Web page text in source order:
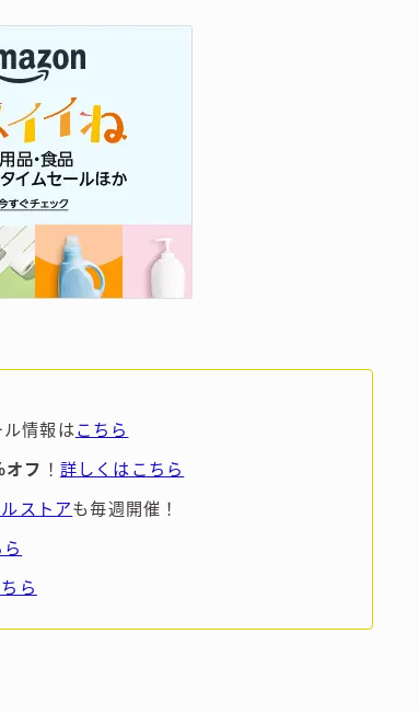
情報はこちら
オフ ！ 詳しくはこちら
ストアも毎週開催！
ら